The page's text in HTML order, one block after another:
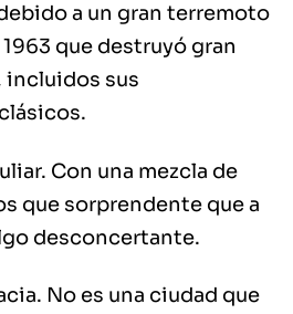
a un gran terremoto
que destruyó gran
incluidos sus
Con una mezcla de
que sorprendente que a
desconcertante.
No es una ciudad que